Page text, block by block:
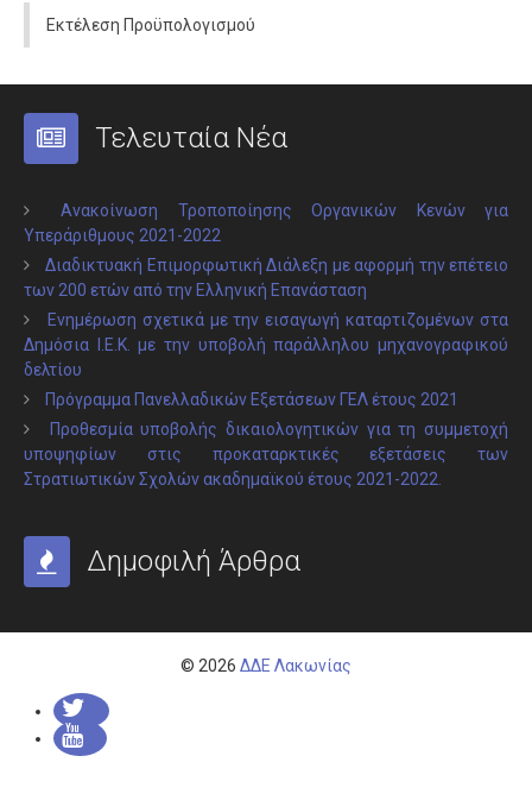
Εκτέλεση Προϋπολογισμού
Τελευταία Νέα
Ανακοίνωση Τροποποίησης Οργανικών Κενών για
Υπεράριθμους 2021-2022
Διαδικτυακή Επιμορφωτική Διάλεξη με αφορμή την επέτειο
των 200 ετών από την Ελληνική Επανάσταση
Ενημέρωση σχετικά με την εισαγωγή καταρτιζομένων στα
Δημόσια Ι.Ε.Κ. με την υποβολή παράλληλου μηχανογραφικού
δελτίου
Πρόγραμμα Πανελλαδικών Εξετάσεων ΓΕΛ έτους 2021
Προθεσμία υποβολής δικαιολογητικών για τη συμμετοχή
υποψηφίων στις προκαταρκτικές εξετάσεις των
Στρατιωτικών Σχολών ακαδημαϊκού έτους 2021-2022.
Δημοφιλή Άρθρα
© 2026 ΔΔΕ Λακωνίας